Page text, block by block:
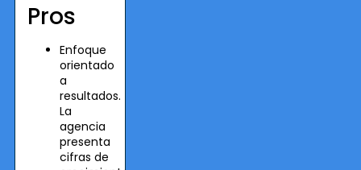
Pros
Enfoque
orientado
a
resultados.
La
agencia
presenta
cifras de